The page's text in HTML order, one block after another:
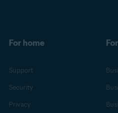
For home
Support
Security
Privacy